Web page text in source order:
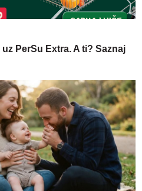
PerSu Extra. A ti? Saznaj